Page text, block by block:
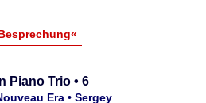
Piano Trio • 6
Era • Sergey